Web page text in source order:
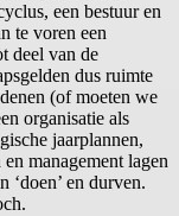
een bestuur en
te voren een
deel van de
dus ruimte
(of moeten we
organisatie als
jaarplannen,
management lagen
‘doen’ en durven.